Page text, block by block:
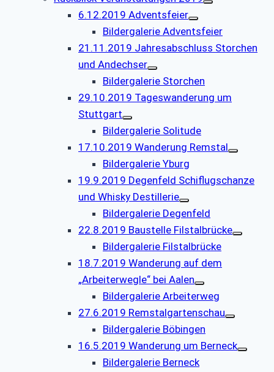
6.12.2019 Adventsfeier
Bildergalerie Adventsfeier
21.11.2019 Jahresabschluss Storchen
und Andechser
Bildergalerie Storchen
29.10.2019 Tageswanderung um
Stuttgart
Bildergalerie Solitude
17.10.2019 Wanderung Remstal
Bildergalerie Yburg
19.9.2019 Degenfeld Schiflugschanze
und Whisky Destillerie
Bildergalerie Degenfeld
22.8.2019 Baustelle Filstalbrücke
Bildergalerie Filstalbrücke
18.7.2019 Wanderung auf dem
„Arbeiterwegle“ bei Aalen
Bildergalerie Arbeiterweg
27.6.2019 Remstalgartenschau
Bildergalerie Böbingen
16.5.2019 Wanderung um Berneck
Bildergalerie Berneck